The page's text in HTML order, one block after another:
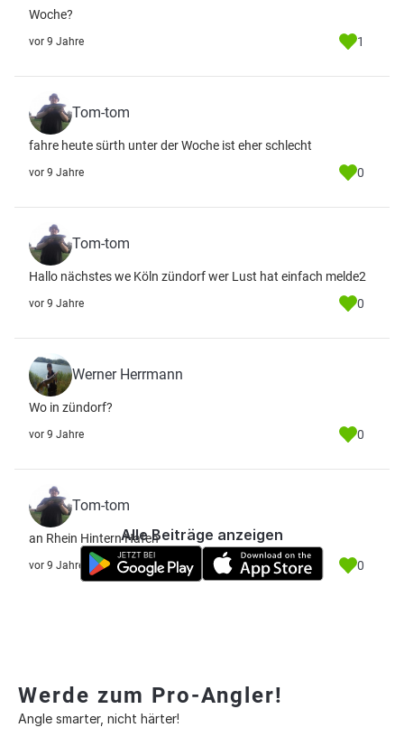
Woche?
vor 9 Jahre 1
Tom-tom
fahre heute sürth unter der Woche ist eher schlecht
vor 9 Jahre 0
Tom-tom
Hallo nächstes we Köln zündorf wer Lust hat einfach melde2
vor 9 Jahre 0
Werner Herrmann
Wo in zündorf?
vor 9 Jahre 0
Tom-tom
an Rhein Hintern Hafen
vor 9 Jahre 0
Alle Beiträge anzeigen
Werde zum Pro-Angler!
Angle smarter, nicht härter!